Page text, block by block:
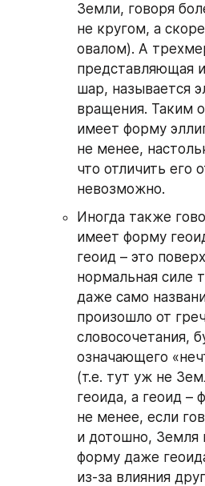
Земли, говоря
не кругом, а
овалом). А
представляющая
шар, называется
вращения. Таким
имеет форму
не менее,
что отличить его
невозможно.
Иногда также
имеет форму
геоид – это
нормальная силе
даже само
произошло от
словосочетания,
означающего
(т.е. тут уж не
геоида, а геоид
не менее, если
и дотошно, Земля
форму даже
из-за влияния